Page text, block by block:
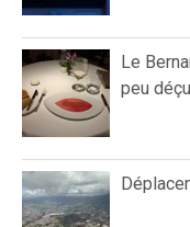
Le
peu